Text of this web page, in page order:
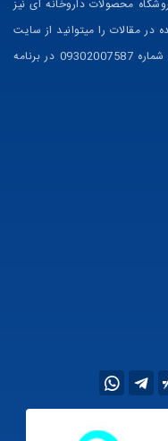
و تغذیه همیشه می کوشد تا
پزشکی و سلامتی در اختیار شما
محصولات داروخانه ای نیز